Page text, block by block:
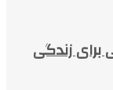
زندگی